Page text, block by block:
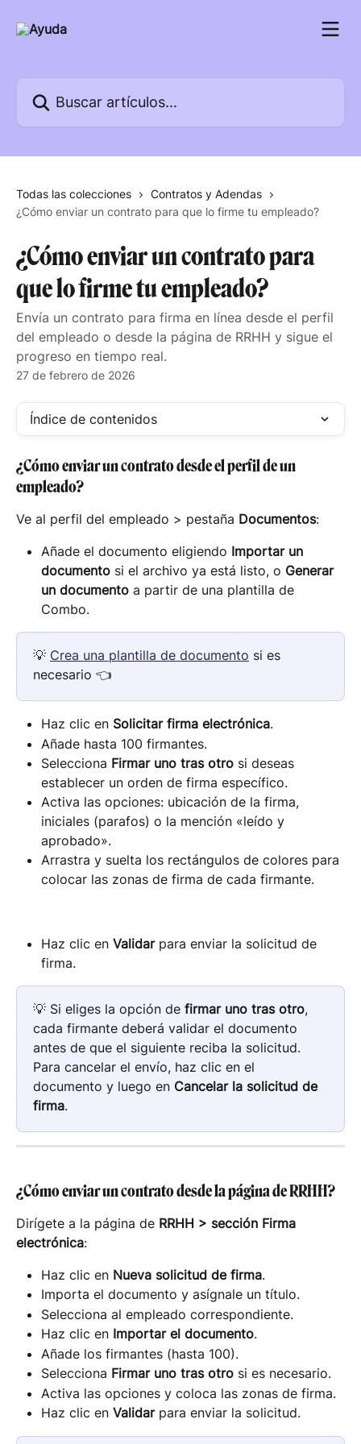
Todas las colecciones
Contratos y Adendas
¿Cómo enviar un contrato para que lo firme tu empleado?
¿Cómo enviar un contrato para
que lo firme tu empleado?
Envía un contrato para firma en línea desde el perfil
del empleado o desde la página de RRHH y sigue el
progreso en tiempo real.
27 de febrero de 2026
Índice de contenidos
¿Cómo enviar un contrato desde el perfil de un
empleado?
Ve al perfil del empleado > pestaña Documentos:
Añade el documento eligiendo Importar un
documento si el archivo ya está listo, o Generar
un documento a partir de una plantilla de
Combo.
💡 Crea una plantilla de documento si es
necesario 👈
Haz clic en Solicitar firma electrónica.
Añade hasta 100 firmantes.
Selecciona Firmar uno tras otro si deseas
establecer un orden de firma específico.
Activa las opciones: ubicación de la firma,
iniciales (parafos) o la mención «leído y
aprobado».
Arrastra y suelta los rectángulos de colores para
colocar las zonas de firma de cada firmante.
Haz clic en Validar para enviar la solicitud de
firma.
💡 Si eliges la opción de firmar uno tras otro,
cada firmante deberá validar el documento
antes de que el siguiente reciba la solicitud.
Para cancelar el envío, haz clic en el
documento y luego en Cancelar la solicitud de
firma.
¿Cómo enviar un contrato desde la página de RRHH?
Dirígete a la página de RRHH > sección Firma
electrónica:
Haz clic en Nueva solicitud de firma.
Importa el documento y asígnale un título.
Selecciona al empleado correspondiente.
Haz clic en Importar el documento.
Añade los firmantes (hasta 100).
Selecciona Firmar uno tras otro si es necesario.
Activa las opciones y coloca las zonas de firma.
Haz clic en Validar para enviar la solicitud.